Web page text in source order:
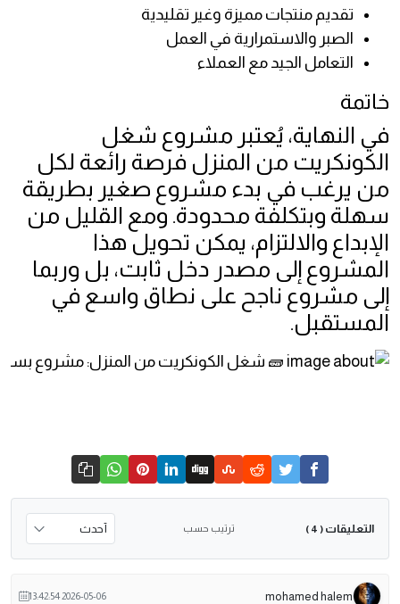
تقديم منتجات مميزة وغير تقليدية
الصبر والاستمرارية في العمل
التعامل الجيد مع العملاء
خاتمة
في النهاية، يُعتبر مشروع شغل
الكونكريت من المنزل فرصة رائعة لكل
من يرغب في بدء مشروع صغير بطريقة
سهلة وبتكلفة محدودة. ومع القليل من
الإبداع والالتزام، يمكن تحويل هذا
المشروع إلى مصدر دخل ثابت، بل وربما
إلى مشروع ناجح على نطاق واسع في
المستقبل.
التعليقات ( 4 ) ترتيب حسب
mohamed halem
2026-05-06 13:42:54